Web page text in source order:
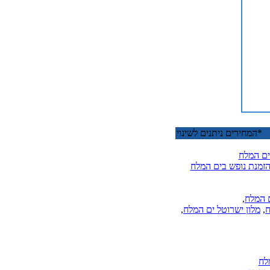
*המחירים ניתנים לשינוי
המלח
הזמנת נופש בים המלח
המלח,
, מלון ישרוטל ים המלח,